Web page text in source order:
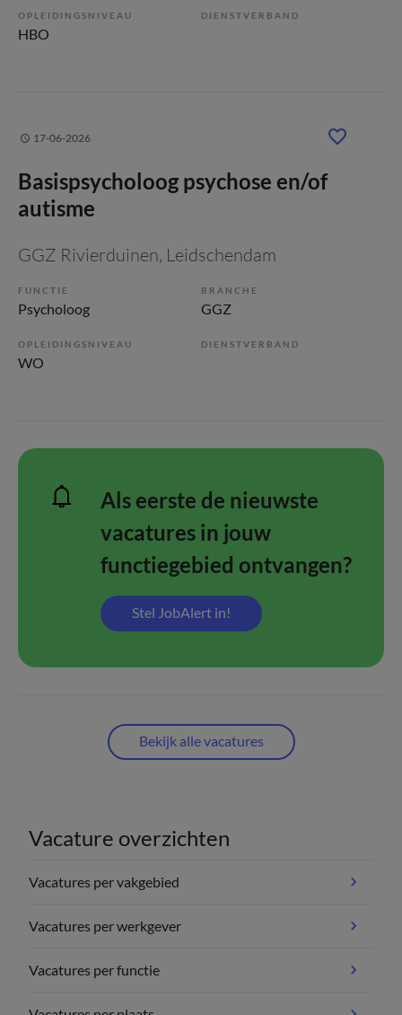
OPLEIDINGSNIVEAU
HBO
DIENSTVERBAND
17-06-2026
Basispsycholoog psychose en/of
autisme
GGZ Rivierduinen, Leidschendam
FUNCTIE
Psycholoog
BRANCHE
GGZ
OPLEIDINGSNIVEAU
WO
DIENSTVERBAND
Als eerste de nieuwste
vacatures in jouw
functiegebied ontvangen?
Stel JobAlert in!
Bekijk alle vacatures
Vacature overzichten
Vacatures per vakgebied
Vacatures per werkgever
Vacatures per functie